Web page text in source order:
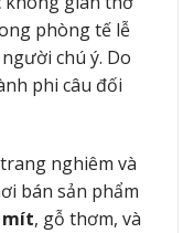
phòng tế lễ
chú ý. Do
phi câu đối
nghiêm và
bán sản phẩm
mít, gỗ thơm, và